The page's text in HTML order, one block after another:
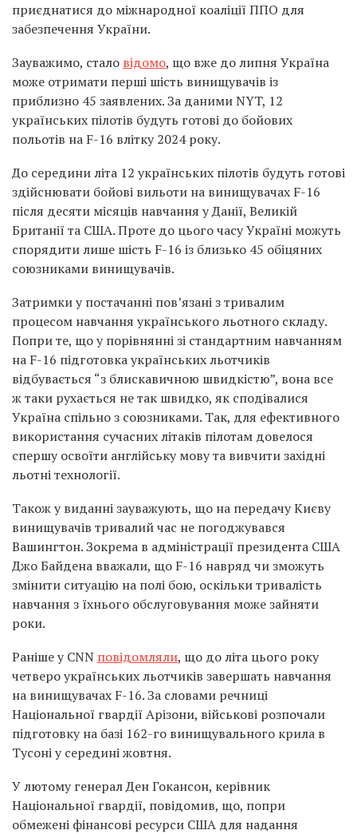
приєднатися до міжнародної коаліції ППО для
забезпечення України.
Зауважимо, стало відомо, що вже до липня Україна
може отримати перші шість винищувачів із
приблизно 45 заявлених. За даними NYT, 12
українських пілотів будуть готові до бойових
польотів на F-16 влітку 2024 року.
До середини літа 12 українських пілотів будуть готові
здійснювати бойові вильоти на винищувачах F-16
після десяти місяців навчання у Данії, Великій
Британії та США. Проте до цього часу Україні можуть
спорядити лише шість F-16 із близько 45 обіцяних
союзниками винищувачів.
Затримки у постачанні пов’язані з тривалим
процесом навчання українського льотного складу.
Попри те, що у порівнянні зі стандартним навчанням
на F-16 підготовка українських льотчиків
відбувається “з блискавичною швидкістю”, вона все
ж таки рухається не так швидко, як сподівалися
Україна спільно з союзниками. Так, для ефективного
використання сучасних літаків пілотам довелося
спершу освоїти англійську мову та вивчити західні
льотні технології.
Також у виданні зауважують, що на передачу Києву
винищувачів тривалий час не погоджувався
Вашингтон. Зокрема в адміністрації президента США
Джо Байдена вважали, що F-16 навряд чи зможуть
змінити ситуацію на полі бою, оскільки тривалість
навчання з їхнього обслуговування може зайняти
роки.
Раніше у CNN повідомляли, що до літа цього року
четверо українських льотчиків завершать навчання
на винищувачах F-16. За словами речниці
Національної гвардії Арізони, військові розпочали
підготовку на базі 162-го винищувального крила в
Тусоні у середині жовтня.
У лютому генерал Ден Гокансон, керівник
Національної гвардії, повідомив, що, попри
обмежені фінансові ресурси США для надання